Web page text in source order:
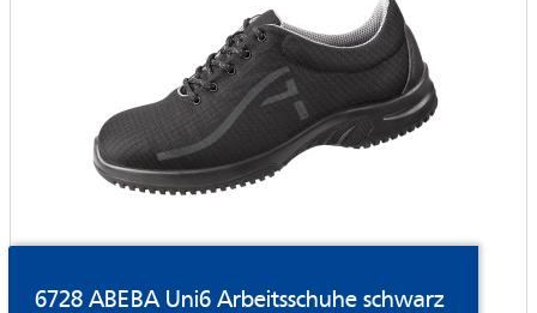
6728 ABEBA Uni6 Arbeitsschuhe schwarz